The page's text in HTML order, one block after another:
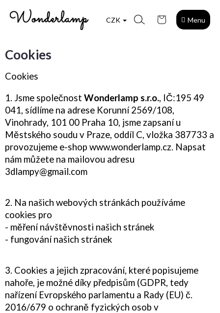
obsah
CZK
Nákupní
košík
Cookies
Cookies
1. Jsme společnost Wonderlamp s.r.o., IČ:195 49
041, sídlíme na adrese Korunní 2569/108,
Vinohrady, 101 00 Praha 10, jsme zapsaní u
Městského soudu v Praze, oddíl C, vložka 387733 a
provozujeme e-shop www.wonderlamp.cz. Napsat
nám můžete na mailovou adresu
3dlampy@gmail.com
2. Na našich webových stránkách používáme
cookies pro
- měření návštěvnosti našich stránek
- fungování našich stránek
3. Cookies a jejich zpracování, které popisujeme
nahoře, je možné díky předpisům (GDPR, tedy
nařízení Evropského parlamentu a Rady (EU) č.
2016/679 o ochraně fyzických osob v